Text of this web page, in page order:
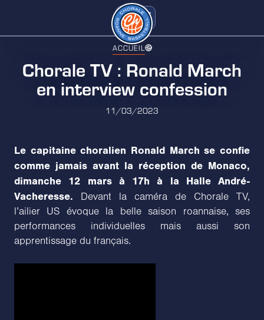
ACCUEIL
Chorale TV : Ronald March
en interview confession
11/03/2023
Le capitaine choralien Ronald March se confie
comme jamais avant la réception de Monaco,
dimanche 12 mars à 17h à la Halle André-
Vacheresse. Devant la caméra de Chorale TV,
l’ailier US évoque la belle saison roannaise, ses
performances individuelles mais aussi son
apprentissage du français.